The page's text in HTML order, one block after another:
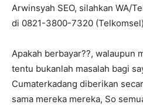
Arwinsyah SEO, silahkan WA/
di 0821-3800-7320
Apakah berbayar??, walaupun
tentu bukanlah masalah bagi
Cumaterkadang diberikan
sama mereka mereka, So